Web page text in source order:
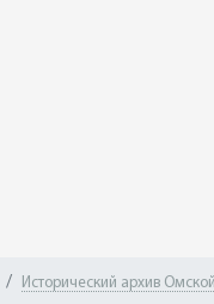
Исторический архив